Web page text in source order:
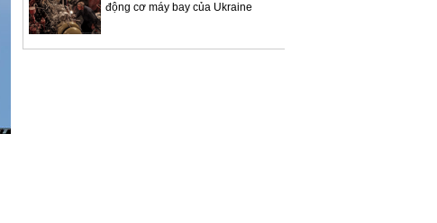
động cơ máy bay của Ukraine